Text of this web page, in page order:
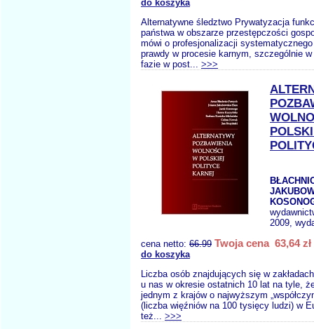
do koszyka
Alternatywne śledztwo Prywatyzacja
państwa w obszarze przestępczości
mówi o profesjonalizacji
prawdy w procesie karnym, szczególnie
fazie w post... >>>
2009,
cena netto: 66.99 Twoja cena 63,64 zł
do koszyka
Liczba osób znajdujących się w
u nas w okresie ostatnich 10 lat na tyle,
jednym z krajów o najwyższym
(liczba więźniów na 100 tysięcy ludzi) w
też... >>>